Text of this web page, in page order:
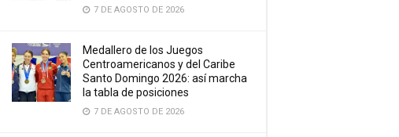
7 DE AGOSTO DE 2026
Medallero de los Juegos
Centroamericanos y del Caribe
Santo Domingo 2026: así marcha
la tabla de posiciones
7 DE AGOSTO DE 2026